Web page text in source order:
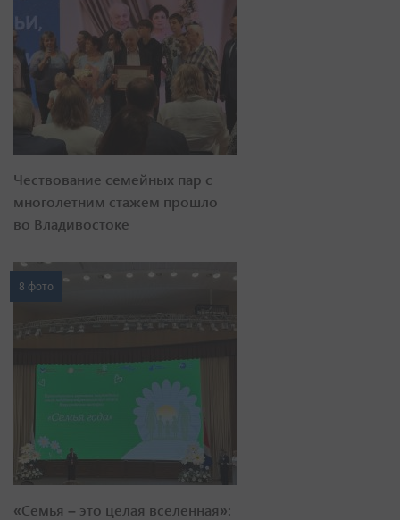
Чествование семейных пар с
многолетним стажем прошло
во Владивостоке
8 фото
«Семья – это целая вселенная»: